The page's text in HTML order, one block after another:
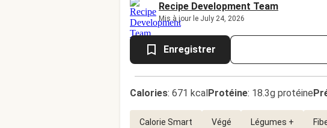
Recipe Development Team
Mis à jour le July 24, 2026
Enregistrer
Calories: 671 kcalProtéine: 18.3g protéine
Calorie Smart Végé Légumes +